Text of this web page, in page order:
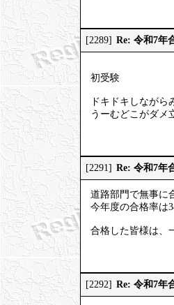
[2289] Re: 令和7年
初受験
ドキドキしながら
うーむどこがダメ
[2291] Re: 令和7年
道路部門で無事に
今年度の合格率は
合格した皆様は、
[2292] Re: 令和7年